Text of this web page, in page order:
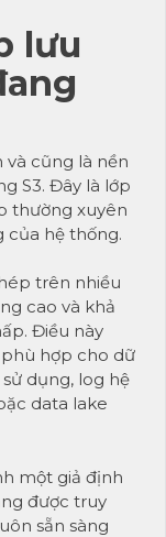
lưu
và cũng là nền
S3. Đây là lớp
thường xuyên
của hệ thống.
trên nhiều
cao và khả
Điều này
hợp cho dữ
dụng, log hệ
data lake
một giả định
được truy
sẵn sàng